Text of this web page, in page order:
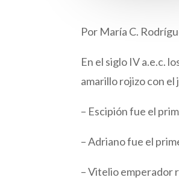
Por María C.
En el siglo IV a.e.c.
amarillo rojizo con el
– Escipión fue el
– Adriano fue el
– Vitelio emperador